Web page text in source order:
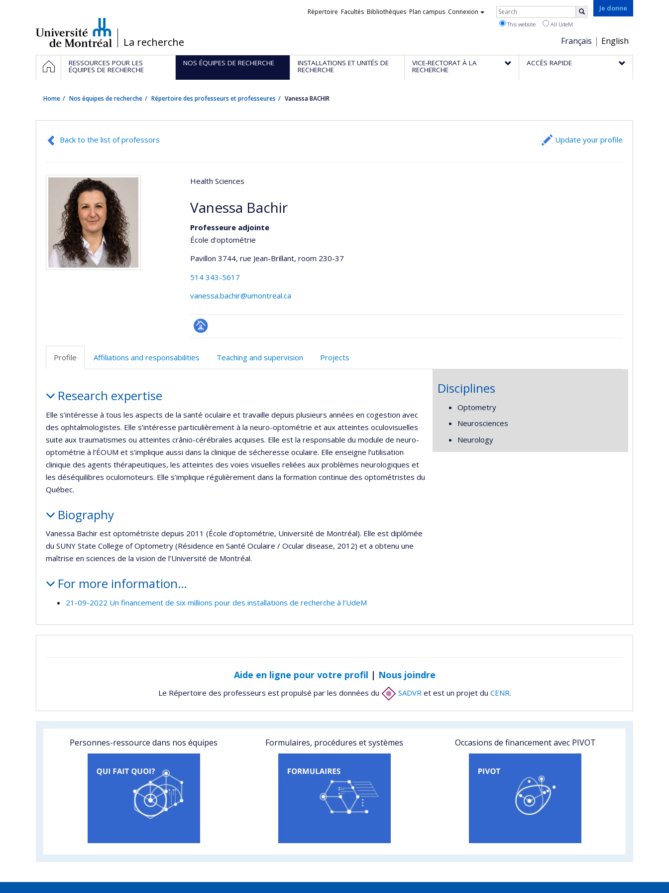
/La recherche
Je donne
Choix
de
la
Français English
Liens
Répertoire Facultés Bibliothèques Plan campus Connexion Rechercher
This website All UdeM
Navigation
principale
HOMERESSOURCES POUR LES
ÉQUIPES DE RECHERCHE
NOS ÉQUIPES DE RECHERCHE INSTALLATIONS ET UNITÉS DE
RECHERCHE
VICE-RECTORAT À LA
RECHERCHE
ACCÈS RAPIDE
Home Nos équipes de recherche Répertoire des professeurs et professeures Vanessa BACHIR
Back to the list of professors Update your profile
Health Sciences
Vanessa Bachir
Professeure adjointe
École d'optométrie
Pavillon 3744, rue Jean-Brillant, room 230-37
514 343-5617
vanessa.bachir@umontreal.ca
Page
(faculté,département,école)
Profile Affiliations and responsabilities Teaching and supervision Projects
Research expertise
Elle s’intéresse à tous les aspects de la santé oculaire et travaille depuis plusieurs années en cogestion avec
des ophtalmologistes. Elle s’intéresse particulièrement à la neuro-optométrie et aux atteintes oculovisuelles
suite aux traumatismes ou atteintes crânio-cérébrales acquises. Elle est la responsable du module de neuro-
optométrie à l’ÉOUM et s’implique aussi dans la clinique de sécheresse oculaire. Elle enseigne l’utilisation
clinique des agents thérapeutiques, les atteintes des voies visuelles reliées aux problèmes neurologiques et
les déséquilibres oculomoteurs. Elle s’implique régulièrement dans la formation continue des optométristes du
Québec.
Biography
Vanessa Bachir est optométriste depuis 2011 (École d’optométrie, Université de Montréal). Elle est diplômée
du SUNY State College of Optometry (Résidence en Santé Oculaire / Ocular disease, 2012) et a obtenu une
maîtrise en sciences de la vision de l’Université de Montréal.
For more information…
21-09-2022 Un financement de six millions pour des installations de recherche à l’UdeM
Disciplines
Optometry
Neurosciences
Neurology
Aide en ligne pour votre profil | Nous joindre
Le Répertoire des professeurs est propulsé par les données du SADVR et est un projet du CENR.
Personnes-ressource dans nos équipes Formulaires, procédures et systèmes Occasions de financement avec PIVOT